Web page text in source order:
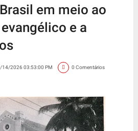
em meio ao
e a
14/2026 03:53:00 PM 0 Comentários